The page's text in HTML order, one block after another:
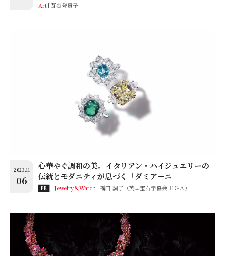
Art 瓦谷登貴子
2023.11
06
心華やぐ調和の美。イタリアン・ハイジュエリーの
伝統とモダニティが息づく「ダミアーニ」
PR Jewelry＆Watch 福田 詞子（英国宝石学協会 ＦＧＡ）